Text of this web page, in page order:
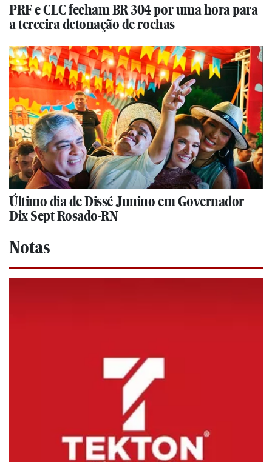
PRF e CLC fecham BR 304 por uma hora para
a terceira detonação de rochas
Último dia de Dissé Junino em Governador
Dix Sept Rosado-RN
Notas